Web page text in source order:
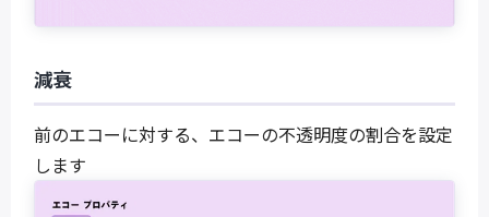
減衰
前のエコーに対する、エコーの不透明度の割合を設定
します